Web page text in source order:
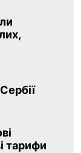
тарифи